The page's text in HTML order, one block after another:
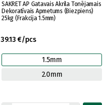
SAKRET AP Gatavais Akrila Tonējamais
Dekoratīvais Apmetums (Biezpiens)
25kg (Frakcija 1.5mm)
39.13 €/pcs
1.5mm
2.0mm